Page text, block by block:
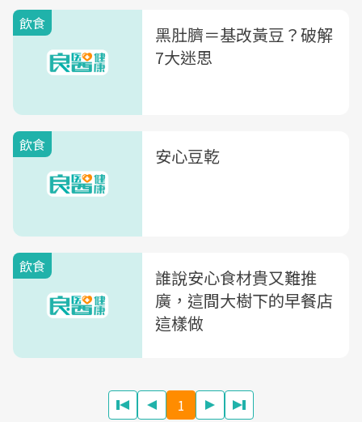
飲食
黑肚臍＝基改黃豆？破解
7大迷思
飲食 安心豆乾
飲食
誰說安心食材貴又難推
廣，這間大樹下的早餐店
這樣做
1